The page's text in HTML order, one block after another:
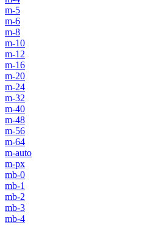
m-5
m-6
m-8
m-10
m-12
m-16
m-20
m-24
m-32
m-40
m-48
m-56
m-64
m-auto
m-px
mb-0
mb-1
mb-2
mb-3
mb-4